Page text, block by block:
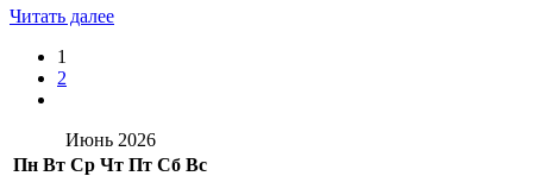
Читать далее
1
2
Июнь 2026
Пн Вт Ср Чт Пт Сб Вс